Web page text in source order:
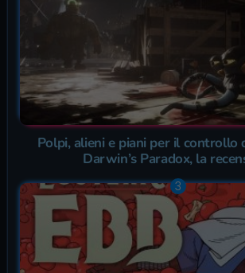
Polpi, alieni e piani per il controllo
Darwin’s Paradox, la